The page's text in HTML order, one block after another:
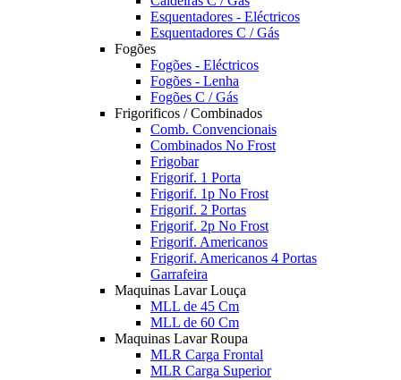
Esquentadores - Eléctricos
Esquentadores C / Gás
Fogões
Fogões - Eléctricos
Fogões - Lenha
Fogões C / Gás
Frigorificos / Combinados
Comb. Convencionais
Combinados No Frost
Frigobar
Frigorif. 1 Porta
Frigorif. 1p No Frost
Frigorif. 2 Portas
Frigorif. 2p No Frost
Frigorif. Americanos
Frigorif. Americanos 4 Portas
Garrafeira
Maquinas Lavar Louça
MLL de 45 Cm
MLL de 60 Cm
Maquinas Lavar Roupa
MLR Carga Frontal
MLR Carga Superior